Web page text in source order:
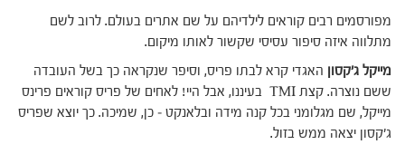
מפורסמים רבים קוראים לילדיהם על שם אתרים בעולם. לרוב לשם
מתלווה איזה סיפור עסיסי שקשור לאותו מיקום.
מייקל ג'קסון האגדי קרא לבתו פריס, וסיפר שנקראה כך בשל העובדה
ששם נוצרה. קצת TMI בעיננו, אבל היי! לאחים של פריס קוראים פרינס
מייקל, שם מגלומני בכל קנה מידה ובלאנקט – כן, שמיכה. כך יוצא שפריס
ג'קסון יצאה ממש בזול.